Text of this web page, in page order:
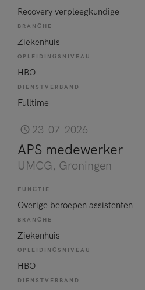
Recovery verpleegkundige
BRANCHE
Ziekenhuis
OPLEIDINGSNIVEAU
HBO
DIENSTVERBAND
Fulltime
23-07-2026
APS medewerker
UMCG, Groningen
FUNCTIE
Overige beroepen assistenten
BRANCHE
Ziekenhuis
OPLEIDINGSNIVEAU
HBO
DIENSTVERBAND